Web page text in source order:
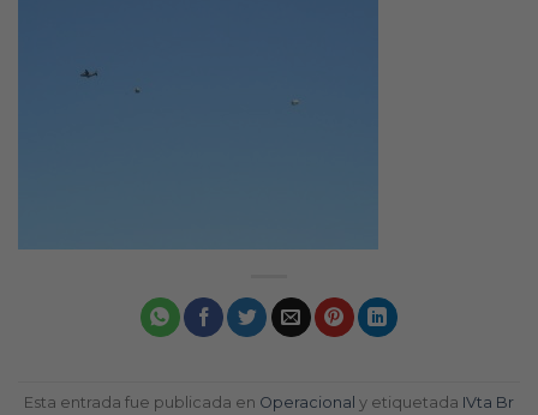
Esta entrada fue publicada en Operacional y etiquetada IVta Br